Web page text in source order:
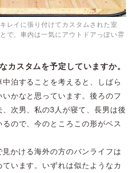
レイに張り付けてカスタムされた室
で、車内は一気にアウトドアっぽい雰
カスタムを予定していますか。
泊することを考えると、しばら
かなと思っています。後ろのフ
次男、私の3人が寝て、長男は後
ので、今のところこの形がベス
かける海外の方のバンライフは
います。いずれは似たようなカ